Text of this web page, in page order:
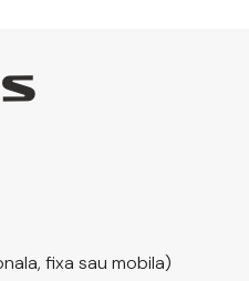
fixa sau mobila)